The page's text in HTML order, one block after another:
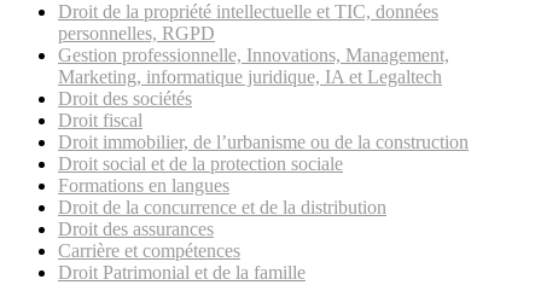
Droit de la propriété intellectuelle et TIC, données
personnelles, RGPD
Gestion professionnelle, Innovations, Management,
Marketing, informatique juridique, IA et Legaltech
Droit des sociétés
Droit fiscal
Droit immobilier, de l’urbanisme ou de la construction
Droit social et de la protection sociale
Formations en langues
Droit de la concurrence et de la distribution
Droit des assurances
Carrière et compétences
Droit Patrimonial et de la famille